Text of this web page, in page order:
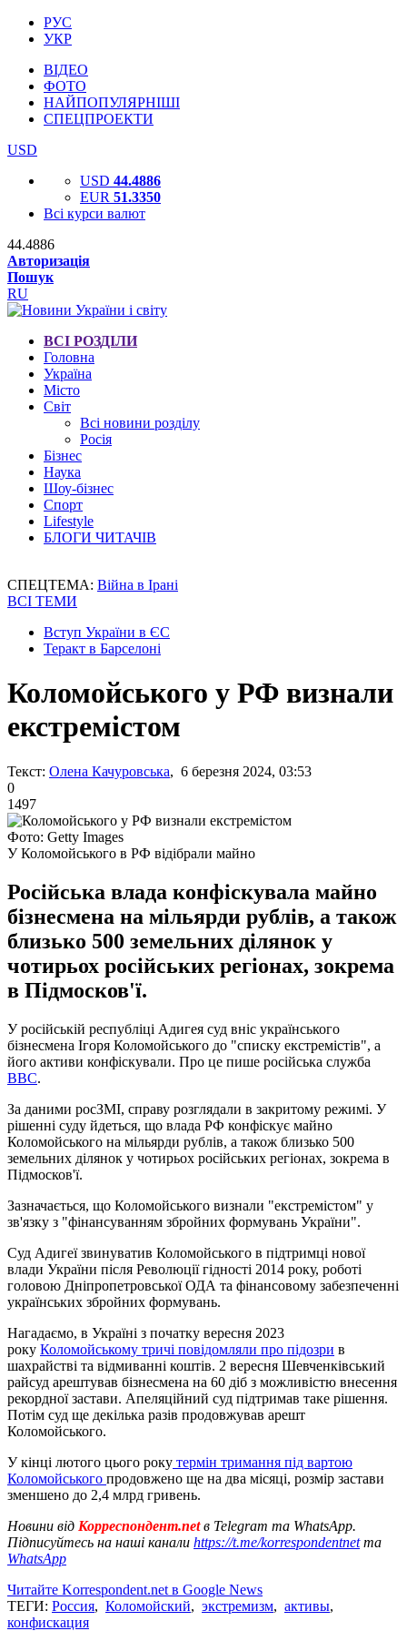
РУС
УКР
ВІДЕО
ФОТО
НАЙПОПУЛЯРНІШІ
СПЕЦПРОЕКТИ
USD
USD 44.4886
EUR 51.3350
Всі курси валют
44.4886
Авторизація
Пошук
RU
ВСІ РОЗДІЛИ
Головна
Україна
Місто
Світ
Всі новини розділу
Росія
Бізнес
Наука
Шоу-бізнес
Спорт
Lifestyle
БЛОГИ ЧИТАЧІВ
СПЕЦТЕМА: Війна в Ірані
ВСІ ТЕМИ
Вступ України в ЄС
Теракт в Барселоні
Коломойського у РФ визнали
екстремістом
Текст: Олена Качуровська, 6 березня 2024, 03:53
0
1497
Фото: Getty Images
У Коломойського в РФ відібрали майно
Російська влада конфіскувала майно
бізнесмена на мільярди рублів, а також
близько 500 земельних ділянок у
чотирьох російських регіонах, зокрема
в Підмосков'ї.
У російській республіці Адигея суд вніс українського
бізнесмена Ігоря Коломойського до "списку екстремістів", а
його активи конфіскували. Про це пише російська служба
BBC.
За даними росЗМІ, справу розглядали в закритому режимі. У
рішенні суду йдеться, що влада РФ конфіскує майно
Коломойського на мільярди рублів, а також близько 500
земельних ділянок у чотирьох російських регіонах, зокрема в
Підмосков'ї.
Зазначається, що Коломойського визнали "екстремістом" у
зв'язку з "фінансуванням збройних формувань України".
Суд Адигеї звинуватив Коломойського в підтримці нової
влади України після Революції гідності 2014 року, роботі
головою Дніпропетровської ОДА та фінансовому забезпеченні
українських збройних формувань.
Нагадаємо, в Україні з початку вересня 2023
року Коломойському тричі повідомляли про підозри в
шахрайстві та відмиванні коштів. 2 вересня Шевченківський
райсуд арештував бізнесмена на 60 діб з можливістю внесення
рекордної застави. Апеляційний суд підтримав таке рішення.
Потім суд ще декілька разів продовжував арешт
Коломойського.
У кінці лютого цього року термін тримання під вартою
Коломойського продовжено ще на два місяці, розмір застави
зменшено до 2,4 млрд гривень.
Новини від Корреспондент.netв Telegram та WhatsApp.
Підписуйтесь на наші канали https://t.me/korrespondentnetта
WhatsApp
Читайте Korrespondent.net в Google News
ТЕГИ: Россия, Коломойский, экстремизм, активы,
конфискация